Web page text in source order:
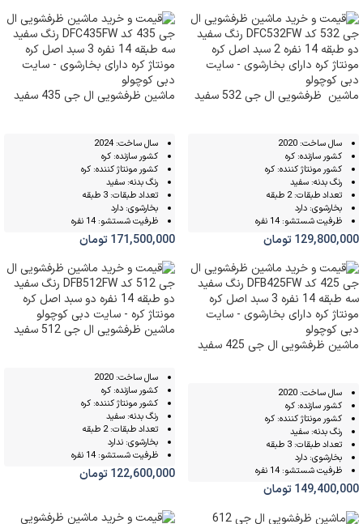
ماشین ظرفشویی ال جی 532 سفید
سال ساخت: 2020
کشور سازنده: کره
کشور مونتاژ کننده: کره
رنگ بدنه: سفید
تعداد طبقات: 2 طبقه
بخارشوی: دارد
ظرفیت شستشو: 14 نفره
129,800,000تومان
ماشین ظرفشویی ال جی 435 سفید
سال ساخت: 2024
کشور سازنده: کره
کشور مونتاژ کننده: کره
رنگ بدنه: سفید
تعداد طبقات: 3 طبقه
بخارشوی: دارد
ظرفیت شستشو: 14 نفره
171,500,000تومان
ماشین ظرفشویی ال جی 425 سفید
سال ساخت: 2020
کشور سازنده: کره
کشور مونتاژ کننده: کره
رنگ بدنه: سفید
تعداد طبقات: 3 طبقه
بخارشوی: دارد
ظرفیت شستشو: 14 نفره
149,400,000تومان
ماشین ظرفشویی ال جی 512 سفید
سال ساخت: 2020
کشور سازنده: کره
کشور مونتاژ کننده: کره
رنگ بدنه: سفید
تعداد طبقات: 2 طبقه
بخارشوی: ندارد
ظرفیت شستشو: 14 نفره
122,600,000تومان